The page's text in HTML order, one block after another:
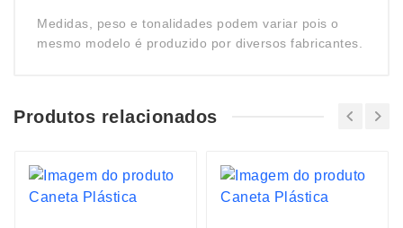
Medidas, peso e tonalidades podem variar pois o
mesmo modelo é produzido por diversos fabricantes.
Produtos relacionados